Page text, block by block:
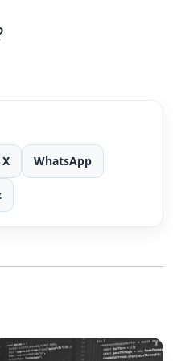
X WhatsApp